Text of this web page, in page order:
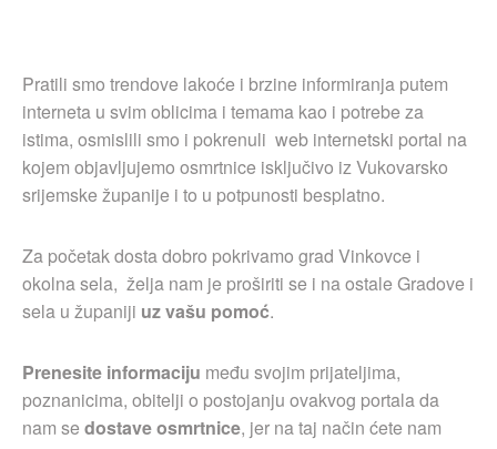
Pratili smo trendove lakoće i brzine informiranja putem
interneta u svim oblicima i temama kao i potrebe za
istima, osmislili smo i pokrenuli web internetski portal na
kojem objavljujemo osmrtnice isključivo iz Vukovarsko
srijemske županije i to u potpunosti besplatno.
Za početak dosta dobro pokrivamo grad Vinkovce i
okolna sela, želja nam je proširiti se i na ostale Gradove i
sela u županiji uz vašu pomoć.
Prenesite informaciju među svojim prijateljima,
poznanicima, obitelji o postojanju ovakvog portala da
nam sedostave osmrtnice, jer na taj način ćete nam